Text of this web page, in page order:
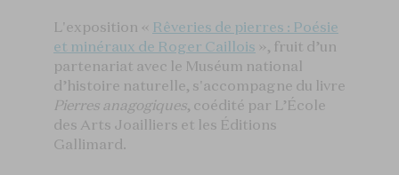
L'exposition « Rêveries de pierres : Poésie
et minéraux de Roger Caillois », fruit d’un
partenariat avec le Muséum national
d’histoire naturelle, s'accompagne du livre
Pierres anagogiques, coédité par L’École
des Arts Joailliers et les Éditions
Gallimard.